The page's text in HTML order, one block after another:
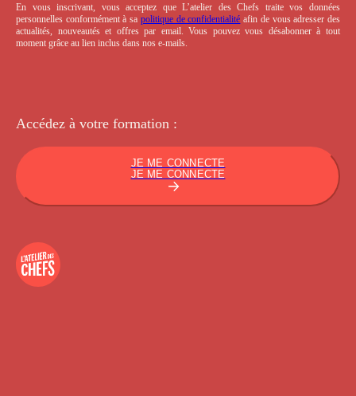
En vous inscrivant, vous acceptez que L’atelier des Chefs traite vos données
personnelles conformément à sa politique de confidentialité afin de vous adresser des
actualités, nouveautés et offres par email. Vous pouvez vous désabonner à tout
moment grâce au lien inclus dans nos e-mails.
Accédez à votre formation :
JE ME CONNECTE
JE ME CONNECTE